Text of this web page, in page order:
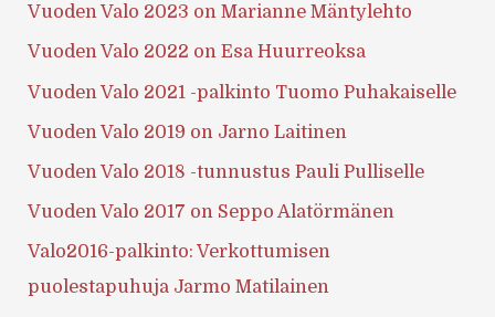
Vuoden Valo 2023 on Marianne Mäntylehto
Vuoden Valo 2022 on Esa Huurreoksa
Vuoden Valo 2021 -palkinto Tuomo Puhakaiselle
Vuoden Valo 2019 on Jarno Laitinen
Vuoden Valo 2018 -tunnustus Pauli Pulliselle
Vuoden Valo 2017 on Seppo Alatörmänen
Valo2016-palkinto: Verkottumisen
puolestapuhuja Jarmo Matilainen